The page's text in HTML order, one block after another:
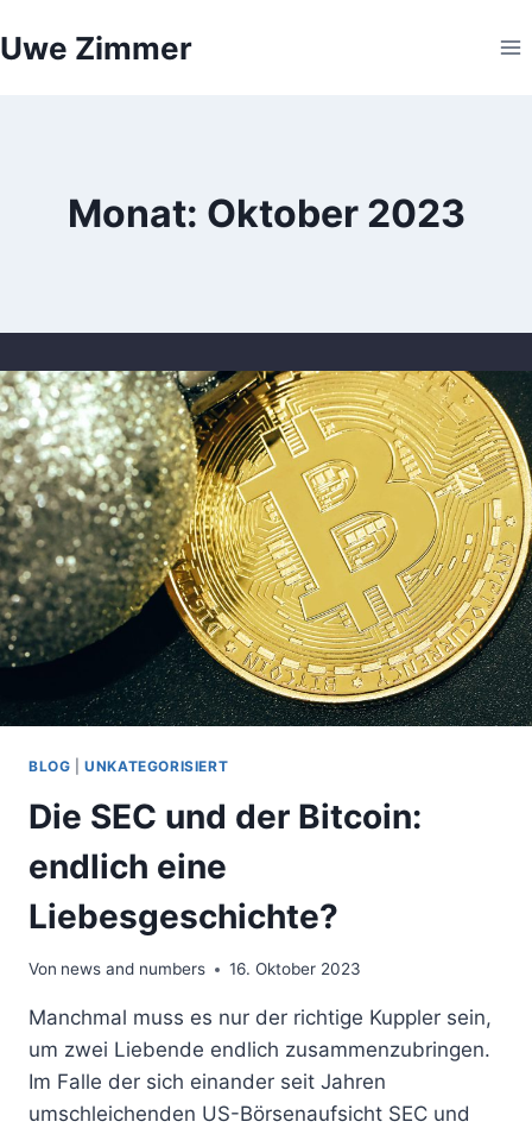
Inhalt
Uwe Zimmer
Monat: Oktober 2023
BLOG |UNKATEGORISIERT
Die SEC und der Bitcoin:
endlich eine
Liebesgeschichte?
Von news and numbers 16. Oktober 2023
Manchmal muss es nur der richtige Kuppler sein,
um zwei Liebende endlich zusammenzubringen.
Im Falle der sich einander seit Jahren
umschleichenden US-Börsenaufsicht SEC und